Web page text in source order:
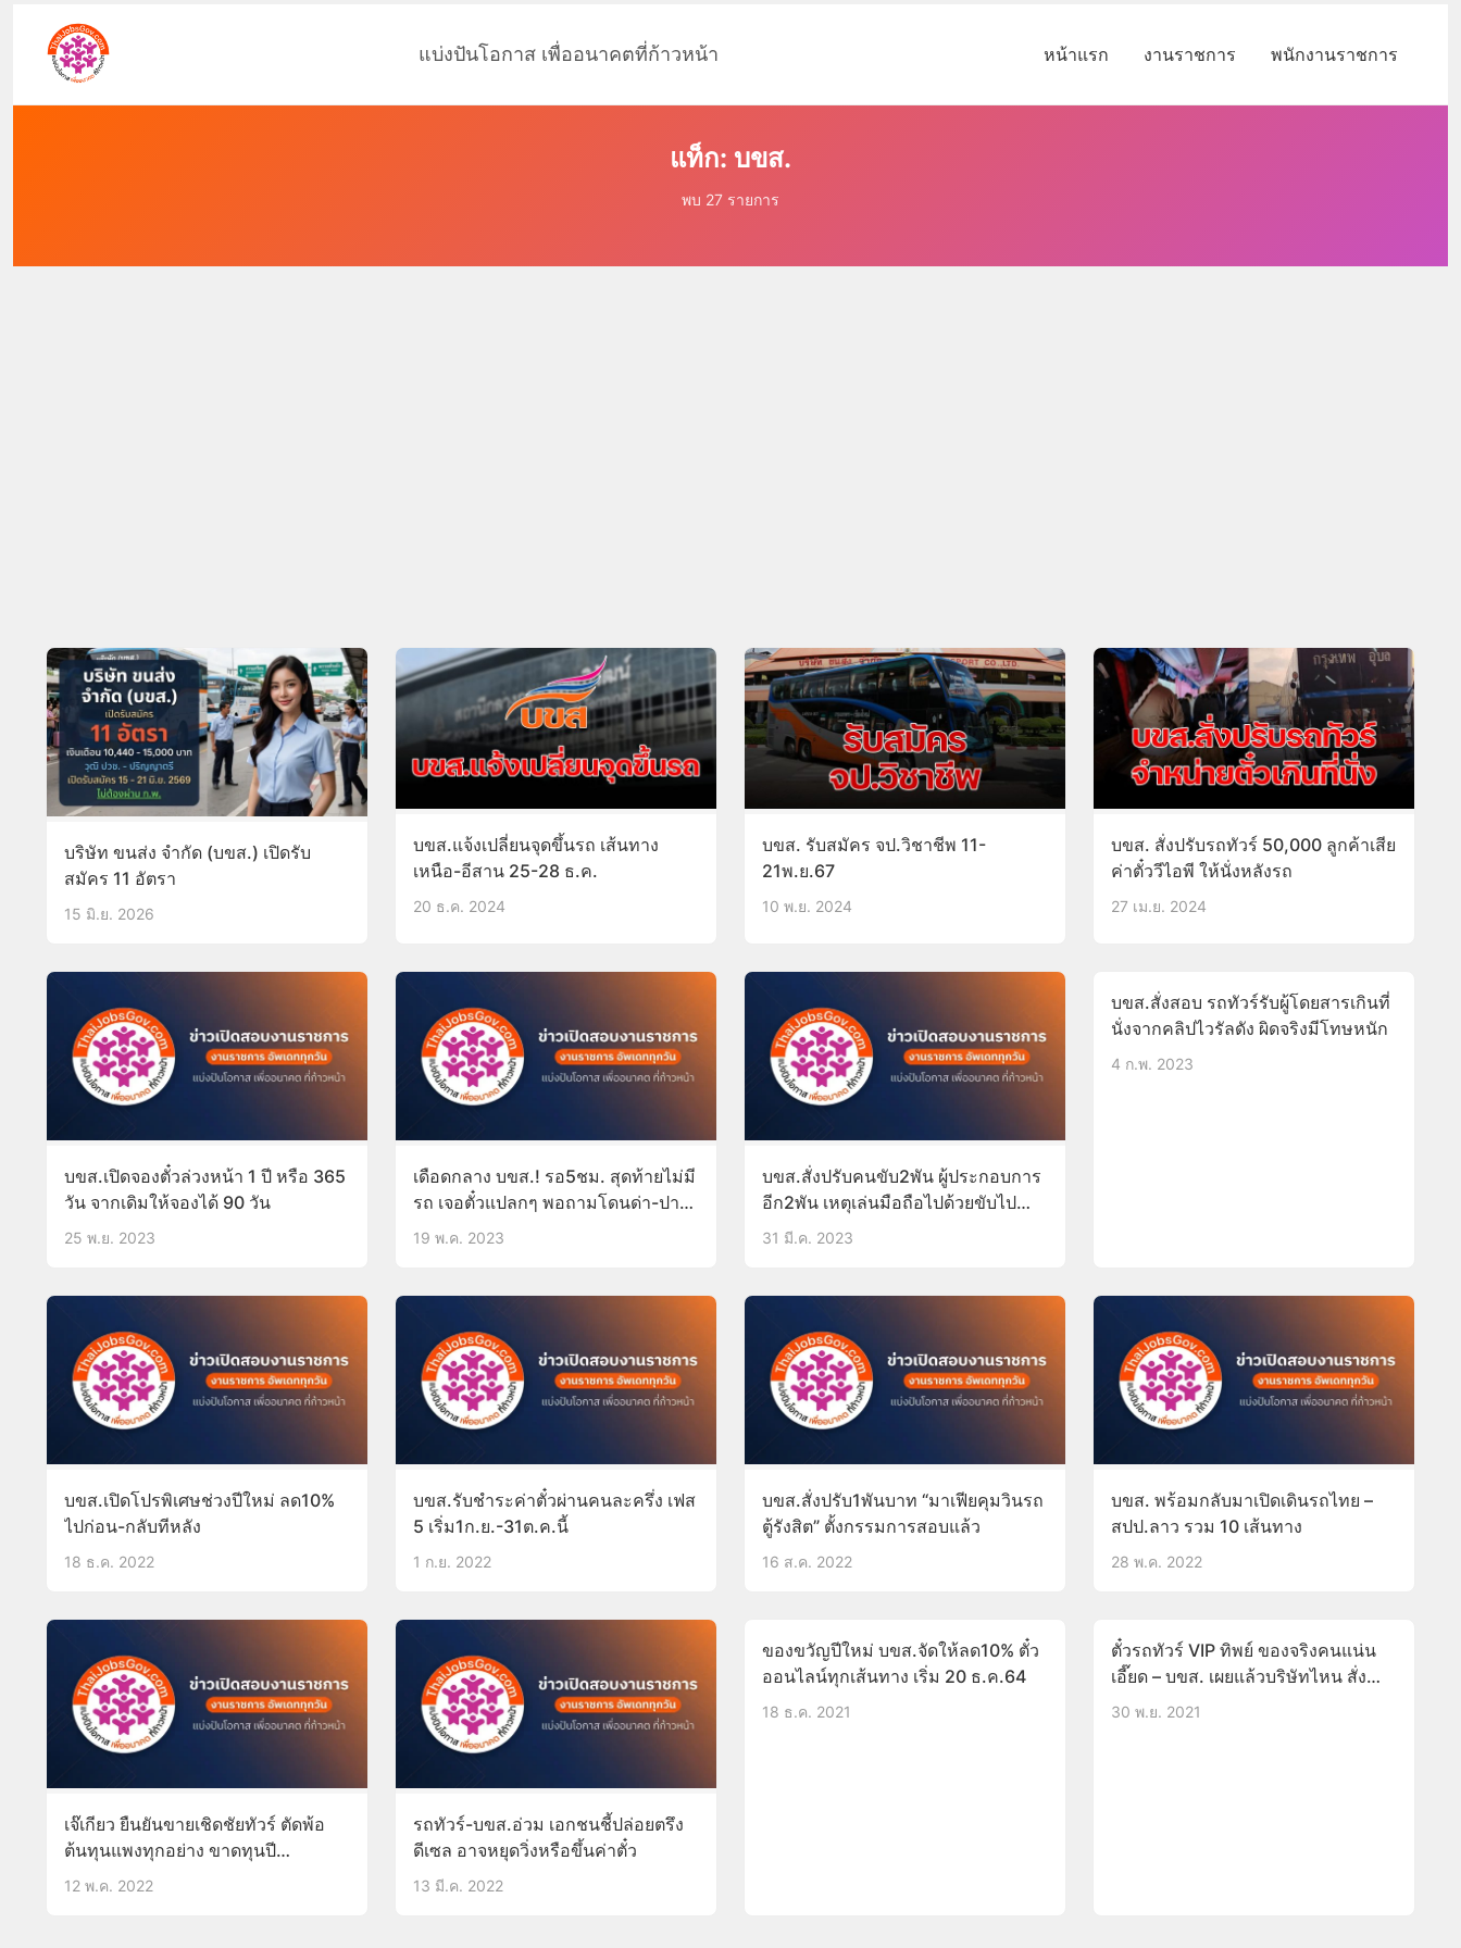
แบ่งปันโอกาส เพื่ออนาคตที่ก้าวหน้า หน้าแรก งานราชการ พนักงานราชการ
แท็ก: บขส.
พบ 27 รายการ
บริษัท ขนส่ง จำกัด (บขส.) เปิดรับ
สมัคร 11 อัตรา
15 มิ.ย. 2026
บขส.แจ้งเปลี่ยนจุดขึ้นรถ เส้นทาง
เหนือ-อีสาน 25-28 ธ.ค.
20 ธ.ค. 2024
บขส. รับสมัคร จป.วิชาชีพ 11-
21พ.ย.67
10 พ.ย. 2024
บขส. สั่งปรับรถทัวร์ 50,000 ลูกค้าเสีย
ค่าตั๋ววีไอพี ให้นั่งหลังรถ
27 เม.ย. 2024
บขส.เปิดจองตั๋วล่วงหน้า 1 ปี หรือ 365
วัน จากเดิมให้จองได้ 90 วัน
25 พ.ย. 2023
เดือดกลาง บขส.! รอ5ชม. สุดท้ายไม่มี
รถ เจอตั๋วแปลกๆ พอถามโดนด่า-ปา
ขวดใส่
19 พ.ค. 2023
บขส.สั่งปรับคนขับ2พัน ผู้ประกอบการ
อีก2พัน เหตุเล่นมือถือไปด้วยขับไป
ด้วย-พูดไม่สุภาพ
31 มี.ค. 2023
บขส.สั่งสอบ รถทัวร์รับผู้โดยสารเกินที่
นั่งจากคลิปไวรัลดัง ผิดจริงมีโทษหนัก
4 ก.พ. 2023
บขส.เปิดโปรพิเศษช่วงปีใหม่ ลด10%
ไปก่อน-กลับทีหลัง
18 ธ.ค. 2022
บขส.รับชำระค่าตั๋วผ่านคนละครึ่ง เฟส
5 เริ่ม1ก.ย.-31ต.ค.นี้
1 ก.ย. 2022
บขส.สั่งปรับ1พันบาท “มาเฟียคุมวินรถ
ตู้รังสิต” ตั้งกรรมการสอบแล้ว
16 ส.ค. 2022
บขส. พร้อมกลับมาเปิดเดินรถไทย –
สปป.ลาว รวม 10 เส้นทาง
28 พ.ค. 2022
เจ๊เกียว ยืนยันขายเชิดชัยทัวร์ ตัดพ้อ
ต้นทุนแพงทุกอย่าง ขาดทุนปี
ละ50ล้าน
12 พ.ค. 2022
รถทัวร์-บขส.อ่วม เอกชนชี้ปล่อยตรึง
ดีเซล อาจหยุดวิ่งหรือขึ้นค่าตั๋ว
13 มี.ค. 2022
ของขวัญปีใหม่ บขส.จัดให้ลด10% ตั๋ว
ออนไลน์ทุกเส้นทาง เริ่ม 20 ธ.ค.64
18 ธ.ค. 2021
ตั๋วรถทัวร์ VIP ทิพย์ ของจริงคนแน่น
เอี๊ยด – บขส. เผยแล้วบริษัทไหน สั่ง
ปรับ 5,000
30 พ.ย. 2021